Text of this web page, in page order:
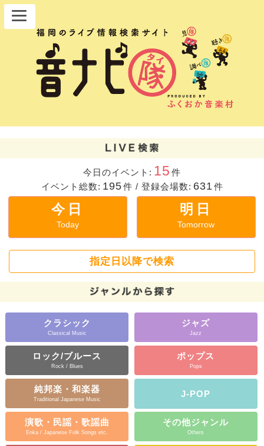
今日のイベント: 15 件
イベント総数: 195件 / 登録会場数: 631 件
今日
Today
明日
Tomorrow
指定日以降で検索
クラシック
Classical Music
ジャズ
Jazz
ロック/ブルース
Rock / Blues
ポップス
Pops
純邦楽・和楽器
Traditional Japanese Music
J-POP
演歌・民謡・歌謡曲
Enka / Japanese Folk Songs etc.
その他ジャンル
Others